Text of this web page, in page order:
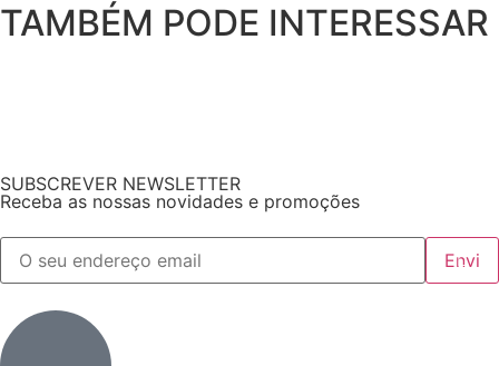
TAMBÉM PODE INTERESSAR
SUBSCREVER NEWSLETTER
Receba as nossas novidades e promoções